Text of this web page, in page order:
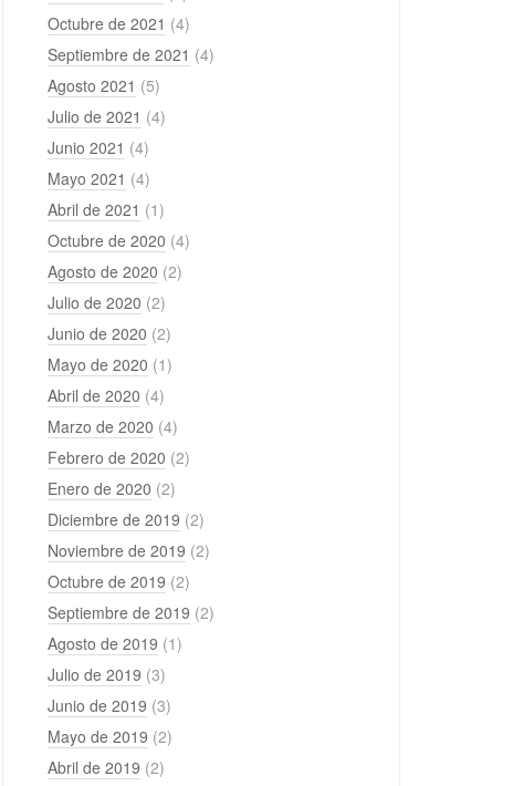
Octubre de 2021 (4)
Septiembre de 2021 (4)
Agosto 2021 (5)
Julio de 2021 (4)
Junio 2021 (4)
Mayo 2021 (4)
Abril de 2021 (1)
Octubre de 2020 (4)
Agosto de 2020 (2)
Julio de 2020 (2)
Junio de 2020 (2)
Mayo de 2020 (1)
Abril de 2020 (4)
Marzo de 2020 (4)
Febrero de 2020 (2)
Enero de 2020 (2)
Diciembre de 2019 (2)
Noviembre de 2019 (2)
Octubre de 2019 (2)
Septiembre de 2019 (2)
Agosto de 2019 (1)
Julio de 2019 (3)
Junio de 2019 (3)
Mayo de 2019 (2)
Abril de 2019 (2)